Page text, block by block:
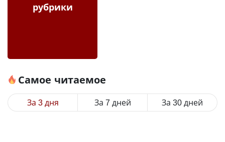
рубрики
Самое читаемое
За 3 дня За 7 дней За 30 дней